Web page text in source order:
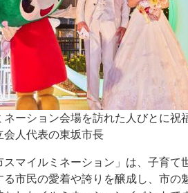
ーション会場を訪れた人びとに祝
会人代表の東坂市長
スマイルミネーション」は、子育
る市民の愛着や誇りを醸成し、市の